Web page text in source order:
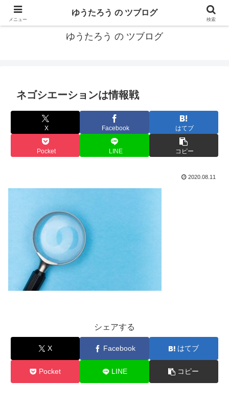
カリフォルニアMBA卒40代がMBA・キャリアとEコマースについて発信
ゆうたろう の ツブログ
ネゴシエーションは情報戦
X Facebook はてブ
Pocket LINE コピー
2020.08.11
シェアする
X Facebook はてブ
Pocket LINE コピー
メニュー
ゆうたろう の ツブログ
検索